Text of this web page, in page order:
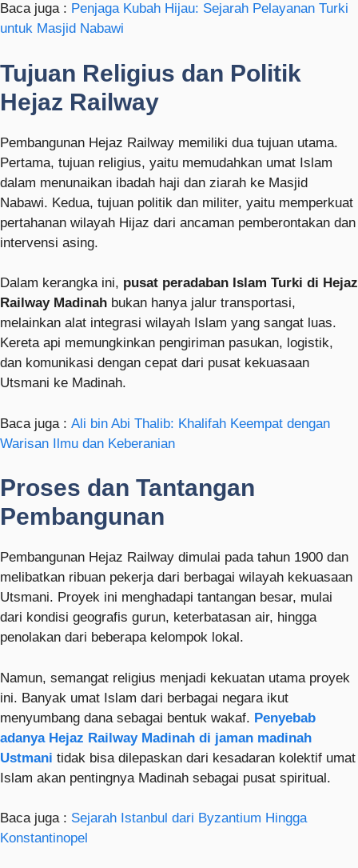
Baca juga : Penjaga Kubah Hijau: Sejarah Pelayanan Turki
untuk Masjid Nabawi
Tujuan Religius dan Politik
Hejaz Railway
Pembangunan Hejaz Railway memiliki dua tujuan utama.
Pertama, tujuan religius, yaitu memudahkan umat Islam
dalam menunaikan ibadah haji dan ziarah ke Masjid
Nabawi. Kedua, tujuan politik dan militer, yaitu memperkuat
pertahanan wilayah Hijaz dari ancaman pemberontakan dan
intervensi asing.
Dalam kerangka ini, pusat peradaban Islam Turki di Hejaz
Railway Madinah bukan hanya jalur transportasi,
melainkan alat integrasi wilayah Islam yang sangat luas.
Kereta api memungkinkan pengiriman pasukan, logistik,
dan komunikasi dengan cepat dari pusat kekuasaan
Utsmani ke Madinah.
Baca juga : Ali bin Abi Thalib: Khalifah Keempat dengan
Warisan Ilmu dan Keberanian
Proses dan Tantangan
Pembangunan
Pembangunan Hejaz Railway dimulai pada tahun 1900 dan
melibatkan ribuan pekerja dari berbagai wilayah kekuasaan
Utsmani. Proyek ini menghadapi tantangan besar, mulai
dari kondisi geografis gurun, keterbatasan air, hingga
penolakan dari beberapa kelompok lokal.
Namun, semangat religius menjadi kekuatan utama proyek
ini. Banyak umat Islam dari berbagai negara ikut
menyumbang dana sebagai bentuk wakaf. Penyebab
adanya Hejaz Railway Madinah di jaman madinah
Ustmani tidak bisa dilepaskan dari kesadaran kolektif umat
Islam akan pentingnya Madinah sebagai pusat spiritual.
Baca juga : Sejarah Istanbul dari Byzantium Hingga
Konstantinopel